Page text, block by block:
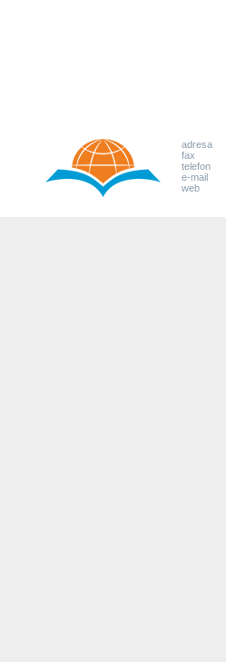
adresa
fax
telefon
e-mail
web